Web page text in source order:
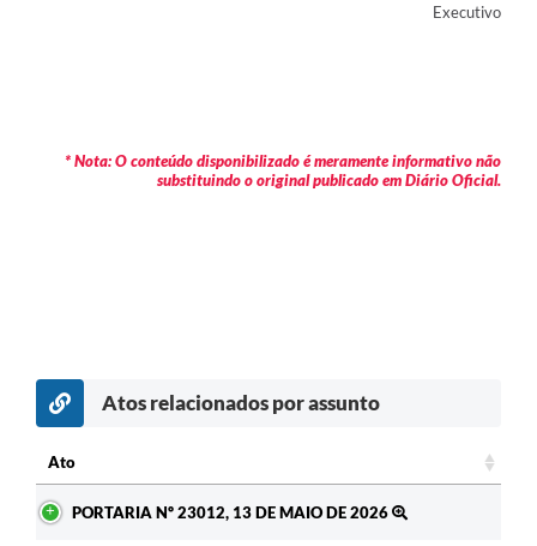
Executivo
* Nota: O conteúdo disponibilizado é meramente informativo não
substituindo o original publicado em Diário Oficial.
Atos relacionados por assunto
Ato
PORTARIA Nº 23012, 13 DE MAIO DE 2026